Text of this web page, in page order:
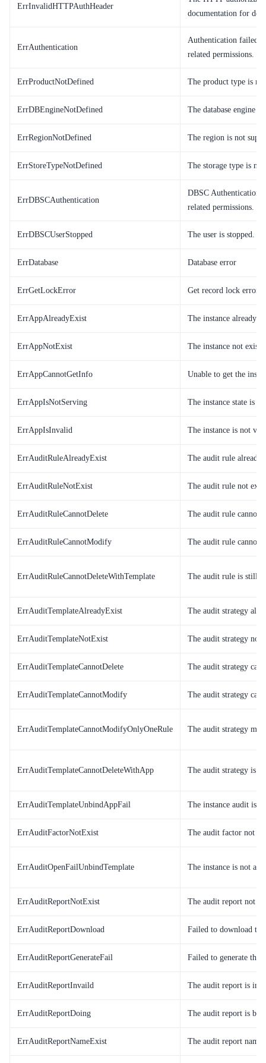
ErrInvalidHTTPAuthHeader
documentation for
ErrAuthentication
Authentication failed.
related permissions.
ErrProductNotDefined The product type is
ErrDBEngineNotDefined The database engine
ErrRegionNotDefined The region is not
ErrStoreTypeNotDefined The storage type is
ErrDBSCAuthentication
DBSC Authentication
related permissions.
ErrDBSCUserStopped The user is stopped.
ErrDatabase Database error
ErrGetLockError Get record lock error
ErrAppAlreadyExist The instance already
ErrAppNotExist The instance not exist
ErrAppCannotGetInfo Unable to get the
ErrAppIsNotServing The instance state is
ErrAppIsInvalid The instance is not
ErrAuditRuleAlreadyExist The audit rule already
ErrAuditRuleNotExist The audit rule not exist
ErrAuditRuleCannotDelete The audit rule cannot
ErrAuditRuleCannotModify The audit rule cannot
ErrAuditRuleCannotDeleteWithTemplate The audit rule is still
ErrAuditTemplateAlreadyExist The audit strategy
ErrAuditTemplateNotExist The audit strategy not
ErrAuditTemplateCannotDelete The audit strategy
ErrAuditTemplateCannotModify The audit strategy
ErrAuditTemplateCannotModifyOnlyOneRule The audit strategy
ErrAuditTemplateCannotDeleteWithApp The audit strategy is
ErrAuditTemplateUnbindAppFail The instance audit is
ErrAuditFactorNotExist The audit factor not
ErrAuditOpenFailUnbindTemplate The instance is not
ErrAuditReportNotExist The audit report not
ErrAuditReportDownload Failed to download
ErrAuditReportGenerateFail Failed to generate the
ErrAuditReportInvaild The audit report is
ErrAuditReportDoing The audit report is
ErrAuditReportNameExist The audit report name